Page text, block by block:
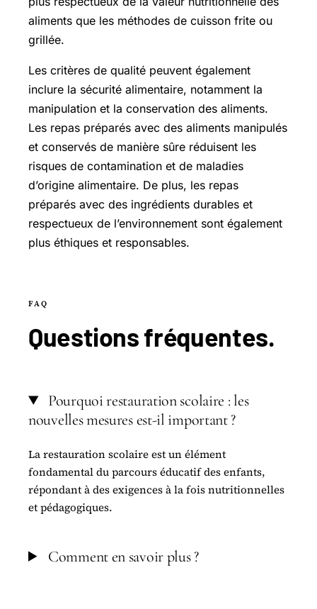
aliments que les méthodes de cuisson frite ou
grillée.
Les critères de qualité peuvent également
inclure la sécurité alimentaire, notamment la
manipulation et la conservation des aliments.
Les repas préparés avec des aliments manipulés
et conservés de manière sûre réduisent les
risques de contamination et de maladies
d’origine alimentaire. De plus, les repas
préparés avec des ingrédients durables et
respectueux de l’environnement sont également
plus éthiques et responsables.
FAQ
Questionsfréquentes.
Pourquoi restauration scolaire : les
nouvelles mesures est-il important ?
La restauration scolaire est un élément
fondamental du parcours éducatif des enfants,
répondant à des exigences à la fois nutritionnelles
et pédagogiques.
Comment en savoir plus ?